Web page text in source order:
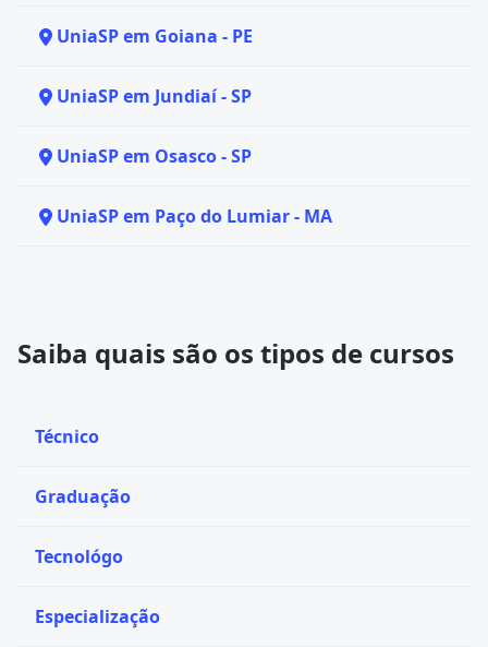
UniaSP em Goiana - PE
UniaSP em Jundiaí - SP
UniaSP em Osasco - SP
UniaSP em Paço do Lumiar - MA
Saiba quais são os tipos de cursos
Técnico
Graduação
Tecnológo
Especialização